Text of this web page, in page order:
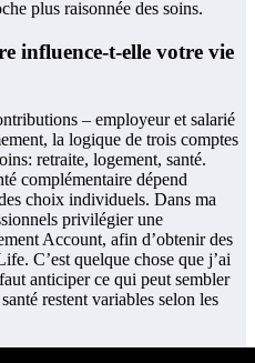
plus raisonnée des soins.
influence-t-elle votre vie
– employeur et salarié
la logique de trois comptes
retraite, logement, santé.
complémentaire dépend
choix individuels. Dans ma
privilégier une
Account, afin d’obtenir des
C’est quelque chose que j’ai
anticiper ce qui peut sembler
restent variables selon les